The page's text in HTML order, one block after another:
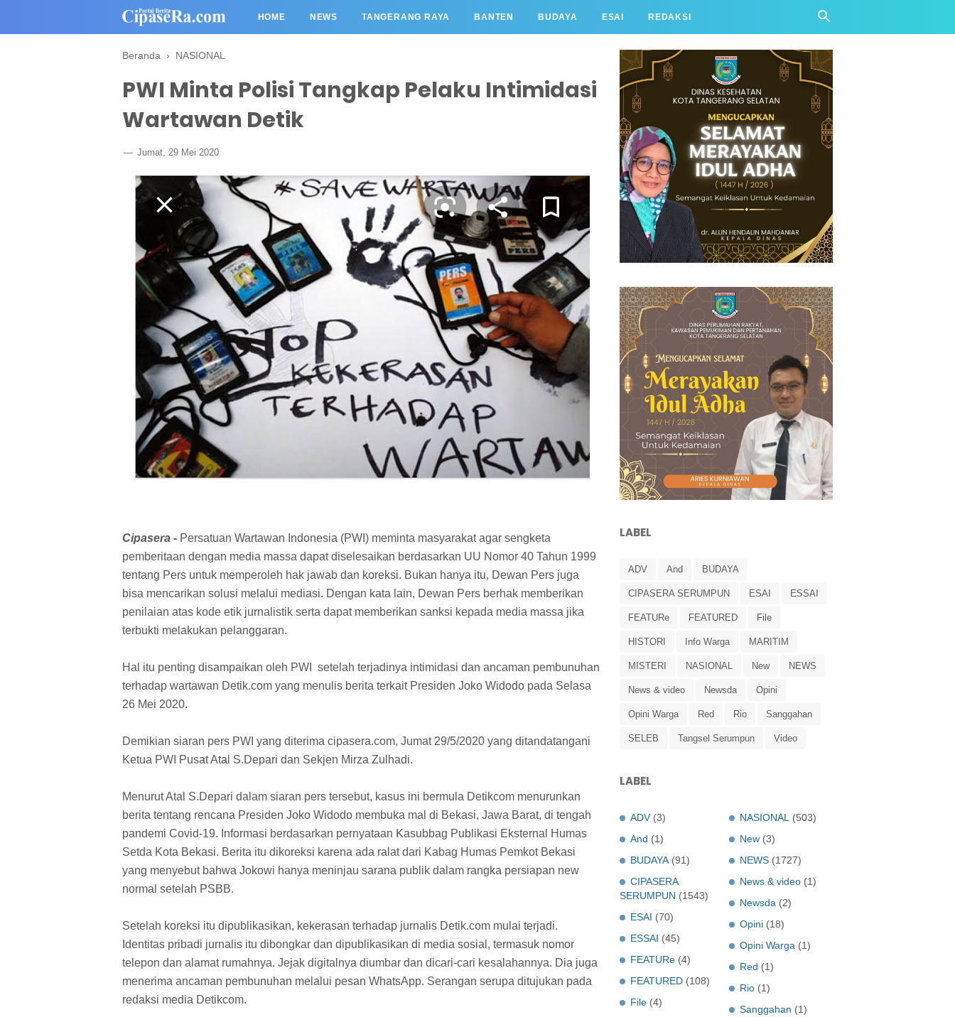
HOME NEWS TANGERANG RAYA BANTEN BUDAYA ESAI REDAKSI
Beranda › NASIONAL
PWI Minta Polisi Tangkap Pelaku Intimidasi
Wartawan Detik
Jumat, 29 Mei 2020
Cipasera - Persatuan Wartawan Indonesia (PWI) meminta masyarakat agar sengketa
pemberitaan dengan media massa dapat diselesaikan berdasarkan UU Nomor 40 Tahun 1999
tentang Pers untuk memperoleh hak jawab dan koreksi. Bukan hanya itu, Dewan Pers juga
bisa mencarikan solusi melalui mediasi. Dengan kata lain, Dewan Pers berhak memberikan
penilaian atas kode etik jurnalistik serta dapat memberikan sanksi kepada media massa jika
terbukti melakukan pelanggaran.
Hal itu penting disampaikan oleh PWI setelah terjadinya intimidasi dan ancaman pembunuhan
terhadap wartawan Detik.com yang menulis berita terkait Presiden Joko Widodo pada Selasa
26 Mei 2020.
Demikian siaran pers PWI yang diterima cipasera.com, Jumat 29/5/2020 yang ditandatangani
Ketua PWI Pusat Atal S.Depari dan Sekjen Mirza Zulhadi.
Menurut Atal S.Depari dalam siaran pers tersebut, kasus ini bermula Detikcom menurunkan
berita tentang rencana Presiden Joko Widodo membuka mal di Bekasi, Jawa Barat, di tengah
pandemi Covid-19. Informasi berdasarkan pernyataan Kasubbag Publikasi Eksternal Humas
Setda Kota Bekasi. Berita itu dikoreksi karena ada ralat dari Kabag Humas Pemkot Bekasi
yang menyebut bahwa Jokowi hanya meninjau sarana publik dalam rangka persiapan new
normal setelah PSBB.
Setelah koreksi itu dipublikasikan, kekerasan terhadap jurnalis Detik.com mulai terjadi.
Identitas pribadi jurnalis itu dibongkar dan dipublikasikan di media sosial, termasuk nomor
telepon dan alamat rumahnya. Jejak digitalnya diumbar dan dicari-cari kesalahannya. Dia juga
menerima ancaman pembunuhan melalui pesan WhatsApp. Serangan serupa ditujukan pada
redaksi media Detikcom.
LABEL
ADV And BUDAYA
CIPASERA SERUMPUN ESAI ESSAI
FEATURe FEATURED File
HISTORI Info Warga MARITIM
MISTERI NASIONAL New NEWS
News & video Newsda Opini
Opini Warga Red Rio Sanggahan
SELEB Tangsel Serumpun Video
LABEL
ADV (3)
And (1)
BUDAYA (91)
CIPASERA
SERUMPUN (1543)
ESAI (70)
ESSAI (45)
FEATURe (4)
FEATURED (108)
File (4)
NASIONAL
(503)
New (3)
NEWS (1727)
News & video (1)
Newsda (2)
Opini (18)
Opini Warga (1)
Red (1)
Rio (1)
Sanggahan (1)